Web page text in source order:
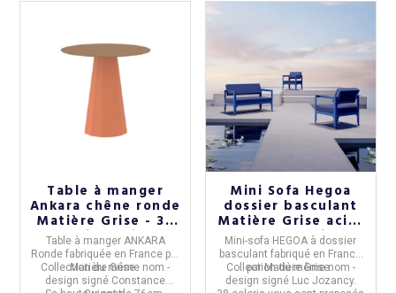
Table à manger
Ankara chêne ronde
Matière Grise - 39
coloris 3 tailles
Table à manger ANKARA
Ronde fabriquée en Francepar
Matière Grise.
Collection du même nom -
design signé Constance
Mini Sofa Hegoa
dossier basculant
Matière Grise acier
- 38 coloris
Mini-sofa HEGOA à dossier
basculantfabriqué en France
parMatière Grise.
Collection du même nom -
design signé Luc Jozancy.